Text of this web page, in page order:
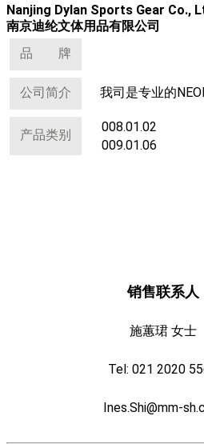
Nanjing Dylan Sports Gear Co.,
南京迪纶文体用品有限公司
品 牌
公司简介 我司是专业的
产品类别
008.01.02
009.01.06
销售联系人
施蕙珺 女士
Tel: 021 2020
Ines.Shi@mm-